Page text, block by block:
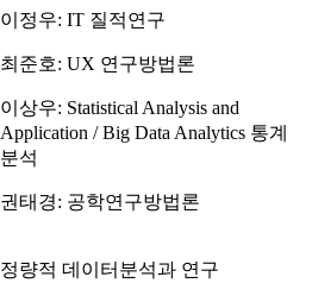
이정우: IT 질적연구
최준호: UX 연구방법론
이상우: Statistical Analysis and
Application / Big Data Analytics 통계
분석
권태경: 공학연구방법론
정량적 데이터분석과 연구